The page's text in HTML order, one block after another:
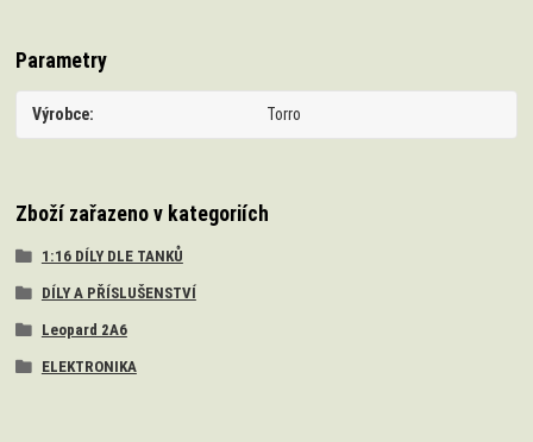
Parametry
Výrobce Torro
Zboží zařazeno v kategoriích
1:16 DÍLY DLE TANKŮ
DÍLY A PŘÍSLUŠENSTVÍ
Leopard 2A6
ELEKTRONIKA